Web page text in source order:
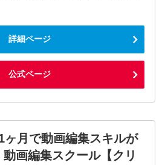
詳細ページ
公式ページ
月で動画編集スキルが
画編集スクール【クリ